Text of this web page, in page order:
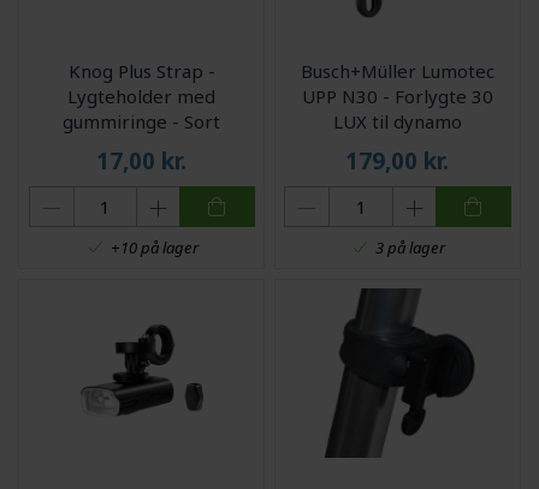
Knog Plus Strap -
Lygteholder med
gummiringe - Sort
17,00 kr.
+10 på lager
Busch+Müller Lumotec
UPP N30 - Forlygte 30
LUX til dynamo
179,00 kr.
3 på lager